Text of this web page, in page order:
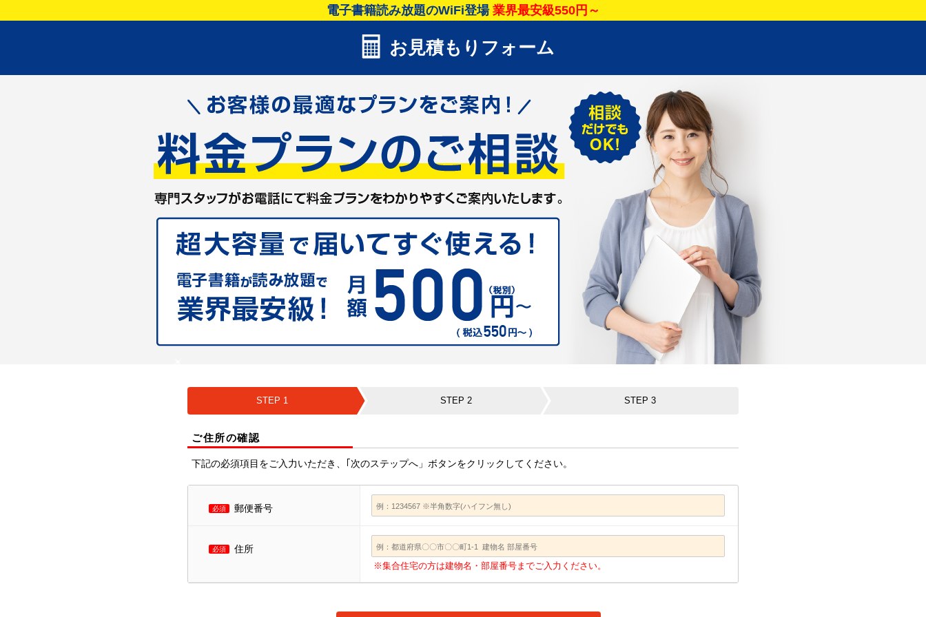
電子書籍読み放題のWiFi登場 業界最安級550円～
お見積もりフォーム
STEP 1 STEP 2 STEP 3
ご住所の確認
下記の必須項目をご入力いただき、｢次のステップへ」ボタンをクリックしてください。
必須 郵便番号
必須 住所
※集合住宅の方は建物名・部屋番号までご入力ください。